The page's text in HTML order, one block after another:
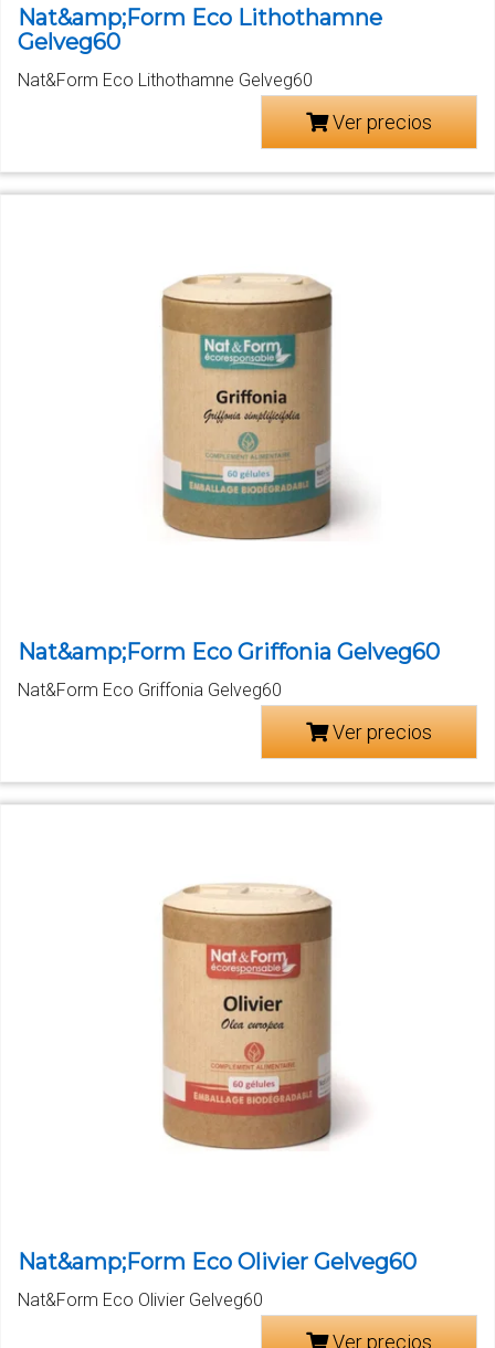
Nat&amp;Form Eco Lithothamne
Gelveg60
Nat&Form Eco Lithothamne Gelveg60
Ver precios
Nat&amp;Form Eco Griffonia Gelveg60
Nat&Form Eco Griffonia Gelveg60
Ver precios
Nat&amp;Form Eco Olivier Gelveg60
Nat&Form Eco Olivier Gelveg60
Ver precios